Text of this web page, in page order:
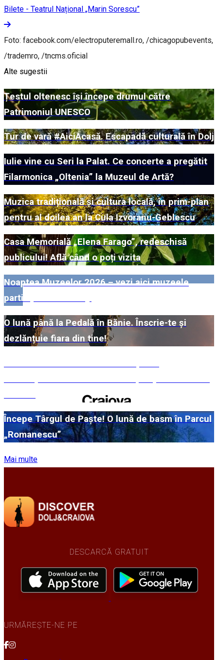
Bilete - Teatrul Național „Marin Sorescu”
Foto: facebook.com/electroputeremall.ro, /chicagopubevents,
/trademro, /tncms.oficial
Alte sugestii
Țestul oltenesc își începe drumul către
Patrimoniul UNESCO
Tur de vară #AiciAcasă. Escapadă culturală în Dolj
Iulie vine cu Seri la Palat. Ce concerte a pregătit
Filarmonica „Oltenia” la Muzeul de Artă?
Muzica tradițională și cultura locală, în prim-plan
pentru al doilea an la Cula Izvoranu-Geblescu
Casa Memorială „Elena Farago”, redeschisă
publicului! Află când o poți vizita
Noaptea Muzeelor 2026 – vezi aici muzeele
participante din Dolj!
O lună până la Pedală în Bănie. Înscrie-te și
dezlănțuie fiara din tine!
Începe Târgul de Paște! O lună de basm în Parcul
„Romanescu”
Mai multe
DESCARCĂ GRATUIT
URMĂREȘTE-NE PE